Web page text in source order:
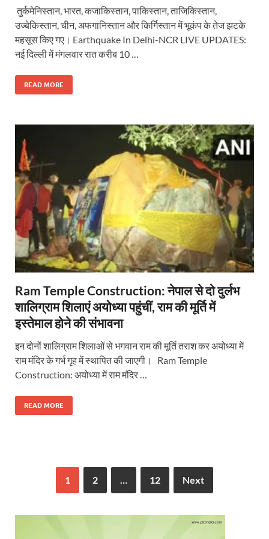
तुर्कमेनिस्तान, भारत, कजाकिस्तान, पाकिस्तान, ताजिकिस्तान,
उज्बेकिस्तान, चीन, अफगानिस्तान और किर्गिस्तान में भूकंप के तेज झटके
महसूस किए गए। Earthquake In Delhi-NCR LIVE UPDATES:
नई दिल्ली में मंगलवार रात करीब 10 …
READ MORE
Ram Temple Construction: नेपाल से दो दुर्लभ
शालिग्राम शिलाएं अयोध्या पहुंचीं, राम की मूर्ति में
इस्तेमाल होने की संभावना
इन दोनों शालिग्राम शिलाओं से भगवान राम की मूर्ति तराश कर अयोध्या में
राम मंदिर के गर्भ गृह में स्थापित की जाएगी। Ram Temple
Construction: अयोध्या में राम मंदिर …
READ MORE
1 2 12 Next